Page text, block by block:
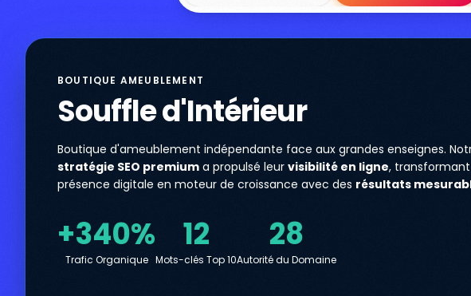
BOUTIQUE AMEUBLEMENT
Souffle d'Intérieur
Boutique d'ameublement indépendante face aux grandes enseignes.
stratégie SEO premium a propulsé leur visibilité en ligne,
présence digitale en moteur de croissance avec des résultats
+340%
Trafic Organique
12
Mots-clés Top 10
28
Autorité du Domaine